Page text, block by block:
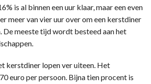
is al binnen een uur klaar, maar een even
meer van vier uur over om een kerstdiner
De meeste tijd wordt besteed aan het
kerstdiner lopen ver uiteen. Het
euro per persoon. Bijna tien procent is